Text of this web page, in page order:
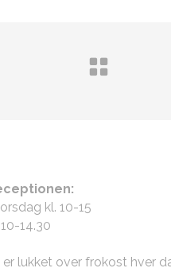
kl. 10-15
14.30
lukket over frokost hver